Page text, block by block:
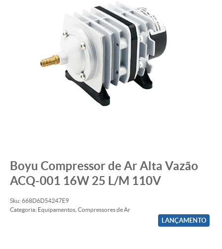
Boyu Compressor de Ar Alta Vazão
ACQ-001 16W 25 L/M 110V
Sku: 668D6D54247E9
Categoria: Equipamentos Compressores de Ar
LANÇAMENTO